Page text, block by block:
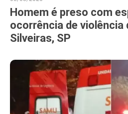
Homem é preso com
ocorrência de violência
Silveiras, SP